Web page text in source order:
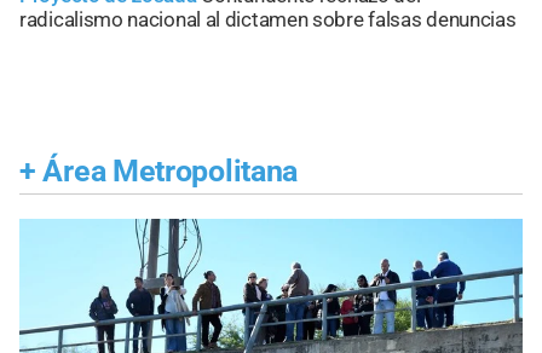
radicalismo nacional al dictamen sobre falsas denuncias
+ Área Metropolitana